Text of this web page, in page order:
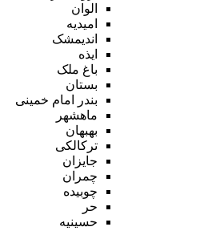
الوان
امیدیه
اندیمشک
ایذه
باغ ملک
بستان
بندر امام خمینی
ماهشهر
بهبهان
ترکالکی
جایزان
چمران
چوبیده
حر
حسینیه